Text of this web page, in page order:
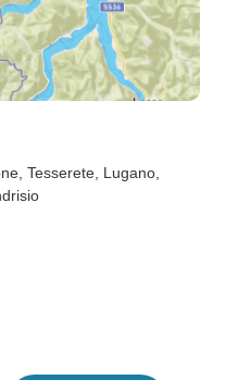
, Tesserete , Lugano